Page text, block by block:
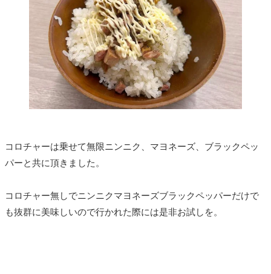
コロチャーは乗せて無限ニンニク、マヨネーズ、ブラックペッ
パーと共に頂きました。
コロチャー無しでニンニクマヨネーズブラックペッパーだけで
も抜群に美味しいので行かれた際には是非お試しを。